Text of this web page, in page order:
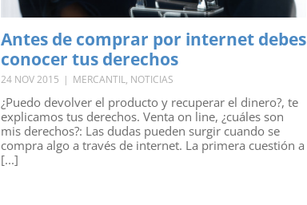
Antes de comprar por internet debes
conocer tus derechos
24 NOV 2015 | MERCANTIL, NOTICIAS
¿Puedo devolver el producto y recuperar el dinero?, te
explicamos tus derechos. Venta on line, ¿cuáles son
mis derechos?: Las dudas pueden surgir cuando se
compra algo a través de internet. La primera cuestión a
[...]